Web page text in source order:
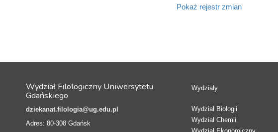
Pokaż rejestr zmian
Wydział Filologiczny Uniwersytetu
Gdańskiego
dziekanat.filologia@ug.edu.pl
Adres: 80-308 Gdańsk
Wydziały
Wydział Biologii
Wydział Chemii